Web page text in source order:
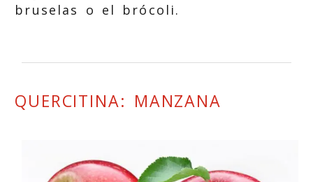
bruselas o el brócoli.
QUERCITINA: MANZANA